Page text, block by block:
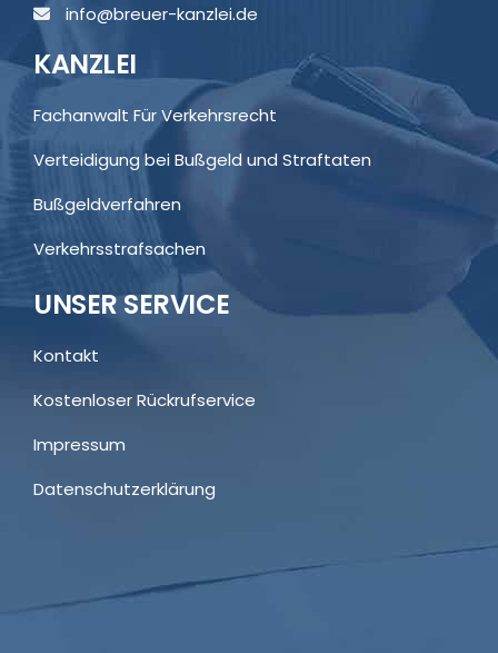
info@breuer-kanzlei.de
KANZLEI
Fachanwalt Für Verkehrsrecht
Verteidigung bei Bußgeld und Straftaten
Bußgeldverfahren
Verkehrsstrafsachen
UNSER SERVICE
Kontakt
Kostenloser Rückrufservice
Impressum
Datenschutzerklärung